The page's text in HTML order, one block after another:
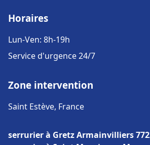
Horaires
Lun-Ven: 8h-19h
Service d'urgence 24/7
Zone intervention
Saint Estève, France
serrurier à Gretz Armainvilliers